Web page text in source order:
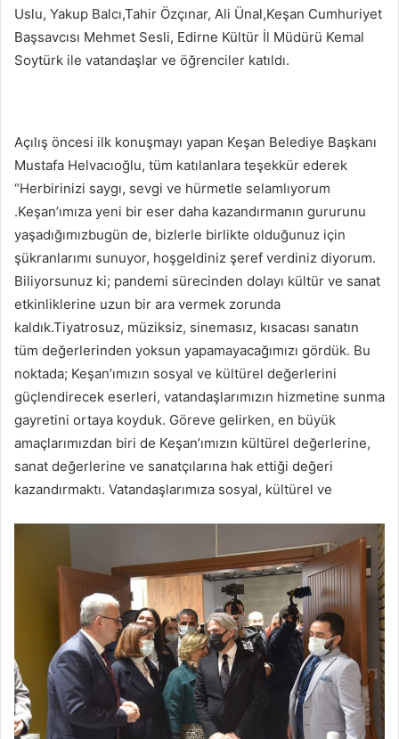
Uslu, Yakup Balcı,Tahir Özçınar, Ali Ünal,Keşan Cumhuriyet
Başsavcısı Mehmet Sesli, Edirne Kültür İl Müdürü Kemal
Soytürk ile vatandaşlar ve öğrenciler katıldı.
Açılış öncesi ilk konuşmayı yapan Keşan Belediye Başkanı
Mustafa Helvacıoğlu, tüm katılanlara teşekkür ederek
“Herbirinizi saygı, sevgi ve hürmetle selamlıyorum
.Keşan’ımıza yeni bir eser daha kazandırmanın gururunu
yaşadığımızbugün de, bizlerle birlikte olduğunuz için
şükranlarımı sunuyor, hoşgeldiniz şeref verdiniz diyorum.
Biliyorsunuz ki; pandemi sürecinden dolayı kültür ve sanat
etkinliklerine uzun bir ara vermek zorunda
kaldık.Tiyatrosuz, müziksiz, sinemasız, kısacası sanatın
tüm değerlerinden yoksun yapamayacağımızı gördük. Bu
noktada; Keşan’ımızın sosyal ve kültürel değerlerini
güçlendirecek eserleri, vatandaşlarımızın hizmetine sunma
gayretini ortaya koyduk. Göreve gelirken, en büyük
amaçlarımızdan biri de Keşan’ımızın kültürel değerlerine,
sanat değerlerine ve sanatçılarına hak ettiği değeri
kazandırmaktı. Vatandaşlarımıza sosyal, kültürel ve